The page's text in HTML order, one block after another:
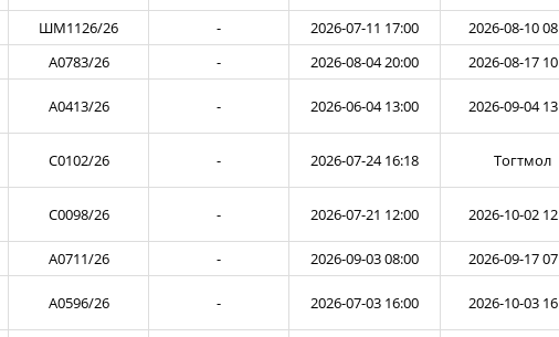
ШМ1126/26 - 2026-07-11 17:00
2026-08-10
A0783/26 - 2026-08-04 20:00 2026-08-17
A0413/26 - 2026-06-04 13:00 2026-09-04
C0102/26 - 2026-07-24 16:18 Тогтмол
C0098/26 - 2026-07-21 12:00 2026-10-02
A0711/26 - 2026-09-03 08:00 2026-09-17
A0596/26 - 2026-07-03 16:00 2026-10-03